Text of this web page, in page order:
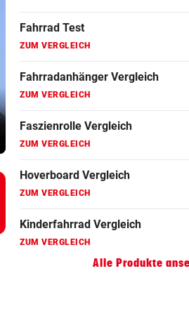
„Mein Weg war
hart, aber ehrlich“
gegen
ZUM VERGLEICH
ZUM VERGLEICH
ZUM VERGLEICH
ZUM VERGLEICH
ZUM VERGLEICH
Alle Produkte